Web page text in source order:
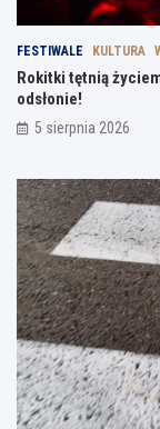
FESTIWALE KULTURA
Rokitki tętnią
odsłonie!
5 sierpnia 2026